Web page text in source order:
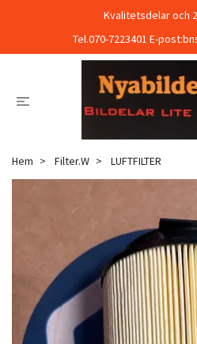
Kvalitetsdelar och
Tel.070-7223401 E-post:
Hem Filter.W LUFTFILTER